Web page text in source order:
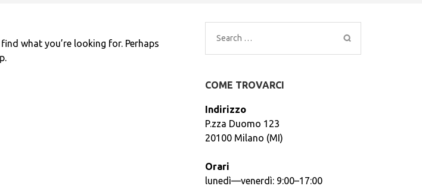
find what you’re looking for. Perhaps
Search
for:
COME TROVARCI
Indirizzo
P.zza Duomo 123
20100 Milano (MI)
Orari
lunedì—venerdì: 9:00–17:00